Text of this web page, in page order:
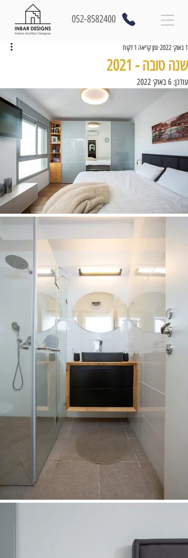
052-8582400
שנה טובה - 2021
1 באוק׳ 2022 זמן קריאה 1 דקות
עודכן: 6 באוק׳ 2022